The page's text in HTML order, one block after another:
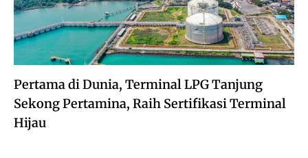
Pertama di Dunia, Terminal LPG Tanjung
Sekong Pertamina, Raih Sertifikasi Terminal
Hijau